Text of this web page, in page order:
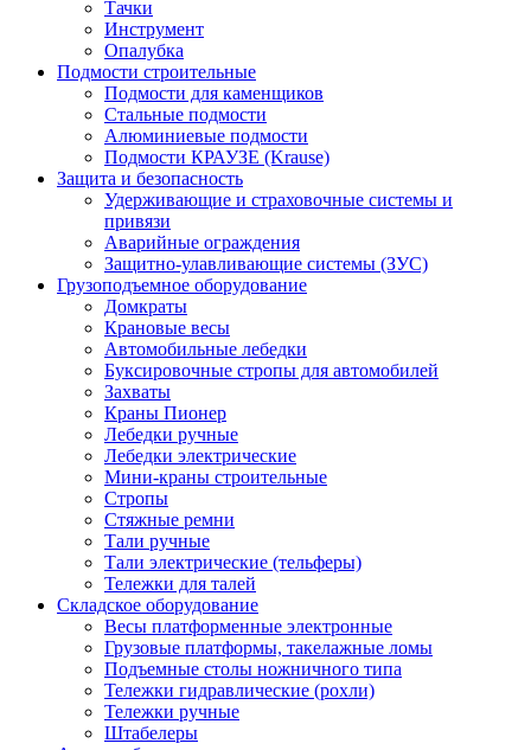
Тачки
Инструмент
Опалубка
Подмости строительные
Подмости для каменщиков
Стальные подмости
Алюминиевые подмости
Подмости КРАУЗЕ (Krause)
Защита и безопасность
Удерживающие и страховочные системы и
привязи
Аварийные ограждения
Защитно-улавливающие системы (ЗУС)
Грузоподъемное оборудование
Домкраты
Крановые весы
Автомобильные лебедки
Буксировочные стропы для автомобилей
Захваты
Краны Пионер
Лебедки ручные
Лебедки электрические
Мини-краны строительные
Стропы
Стяжные ремни
Тали ручные
Тали электрические (тельферы)
Тележки для талей
Складское оборудование
Весы платформенные электронные
Грузовые платформы, такелажные ломы
Подъемные столы ножничного типа
Тележки гидравлические (рохли)
Тележки ручные
Штабелеры